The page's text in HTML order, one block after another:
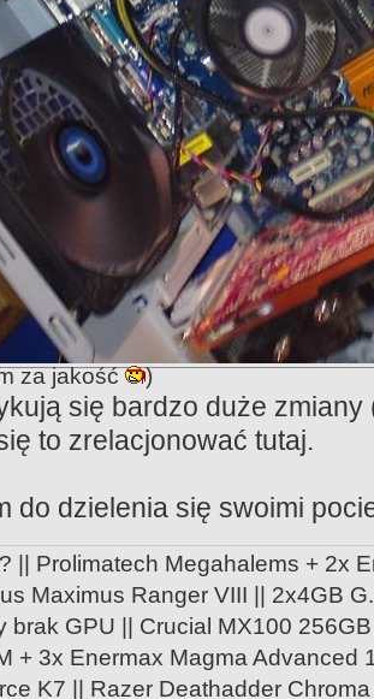
za jakość )
się bardzo duże
to zrelacjonować tutaj.
do dzielenia się swoimi
|| Prolimatech Megahalems + 2x
Maximus Ranger VIII || 2x4GB
brak GPU || Crucial MX100
+ 3x Enermax Magma Advanced
K7 || Razer Deathadder